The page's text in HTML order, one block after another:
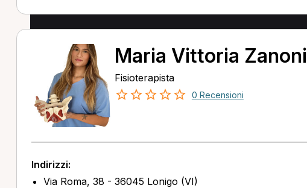
Maria Vittoria Zanoni
Fisioterapista
0 Recensioni
Indirizzi:
Via Roma, 38 - 36045 Lonigo (VI)